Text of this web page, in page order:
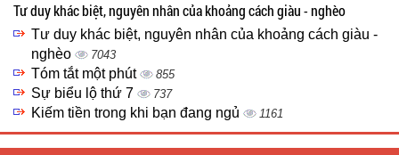
Tư duy khác biệt, nguyên nhân của khoảng cách giàu - nghèo
Tư duy khác biệt, nguyên nhân của khoảng cách giàu -
nghèo
7043
Tóm tắt một phút 855
Sự biểu lộ thứ 7 737
Kiếm tiền trong khi bạn đang ngủ 1161